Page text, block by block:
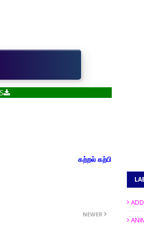
கற்றல் கற்பித்தல்
NEWER